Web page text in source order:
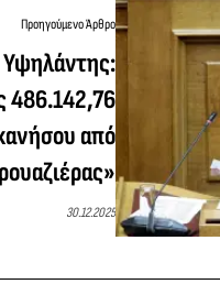
Προηγούμενο Άρθρο
Υψηλάντης:
486.142,76
από
30.12.2025